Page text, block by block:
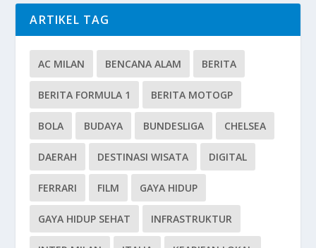
ARTIKEL TAG
AC MILAN BENCANA ALAM BERITA
BERITA FORMULA 1 BERITA MOTOGP
BOLA BUDAYA BUNDESLIGA CHELSEA
DAERAH DESTINASI WISATA DIGITAL
FERRARI FILM GAYA HIDUP
GAYA HIDUP SEHAT INFRASTRUKTUR